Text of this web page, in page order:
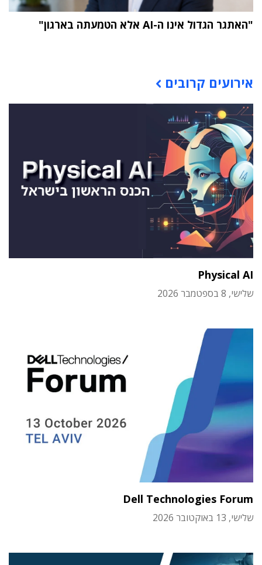
"האתגר הגדול אינו ה-AI אלא הטמעתה בארגון"
אירועים קרובים
Physical AI
שלישי, 8 בספטמבר 2026
Dell Technologies Forum
שלישי, 13 באוקטובר 2026